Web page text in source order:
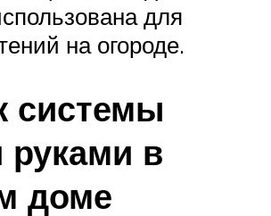
для
на огороде.
системы
в
доме